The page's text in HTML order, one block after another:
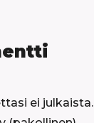
ei julkaista.